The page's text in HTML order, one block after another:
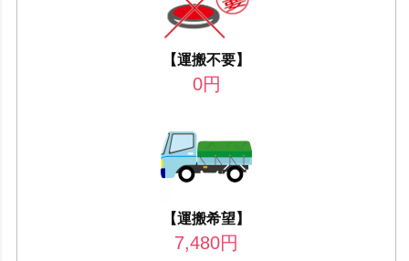
【運搬不要】
0円
【運搬希望】
7,480円